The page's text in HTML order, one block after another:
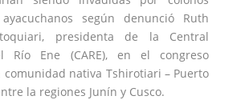
según denunció Ruth
presidenta de la Central
Río Ene (CARE), en el congreso
comunidad nativa Tshirotiari – Puerto
la regiones Junín y Cusco.